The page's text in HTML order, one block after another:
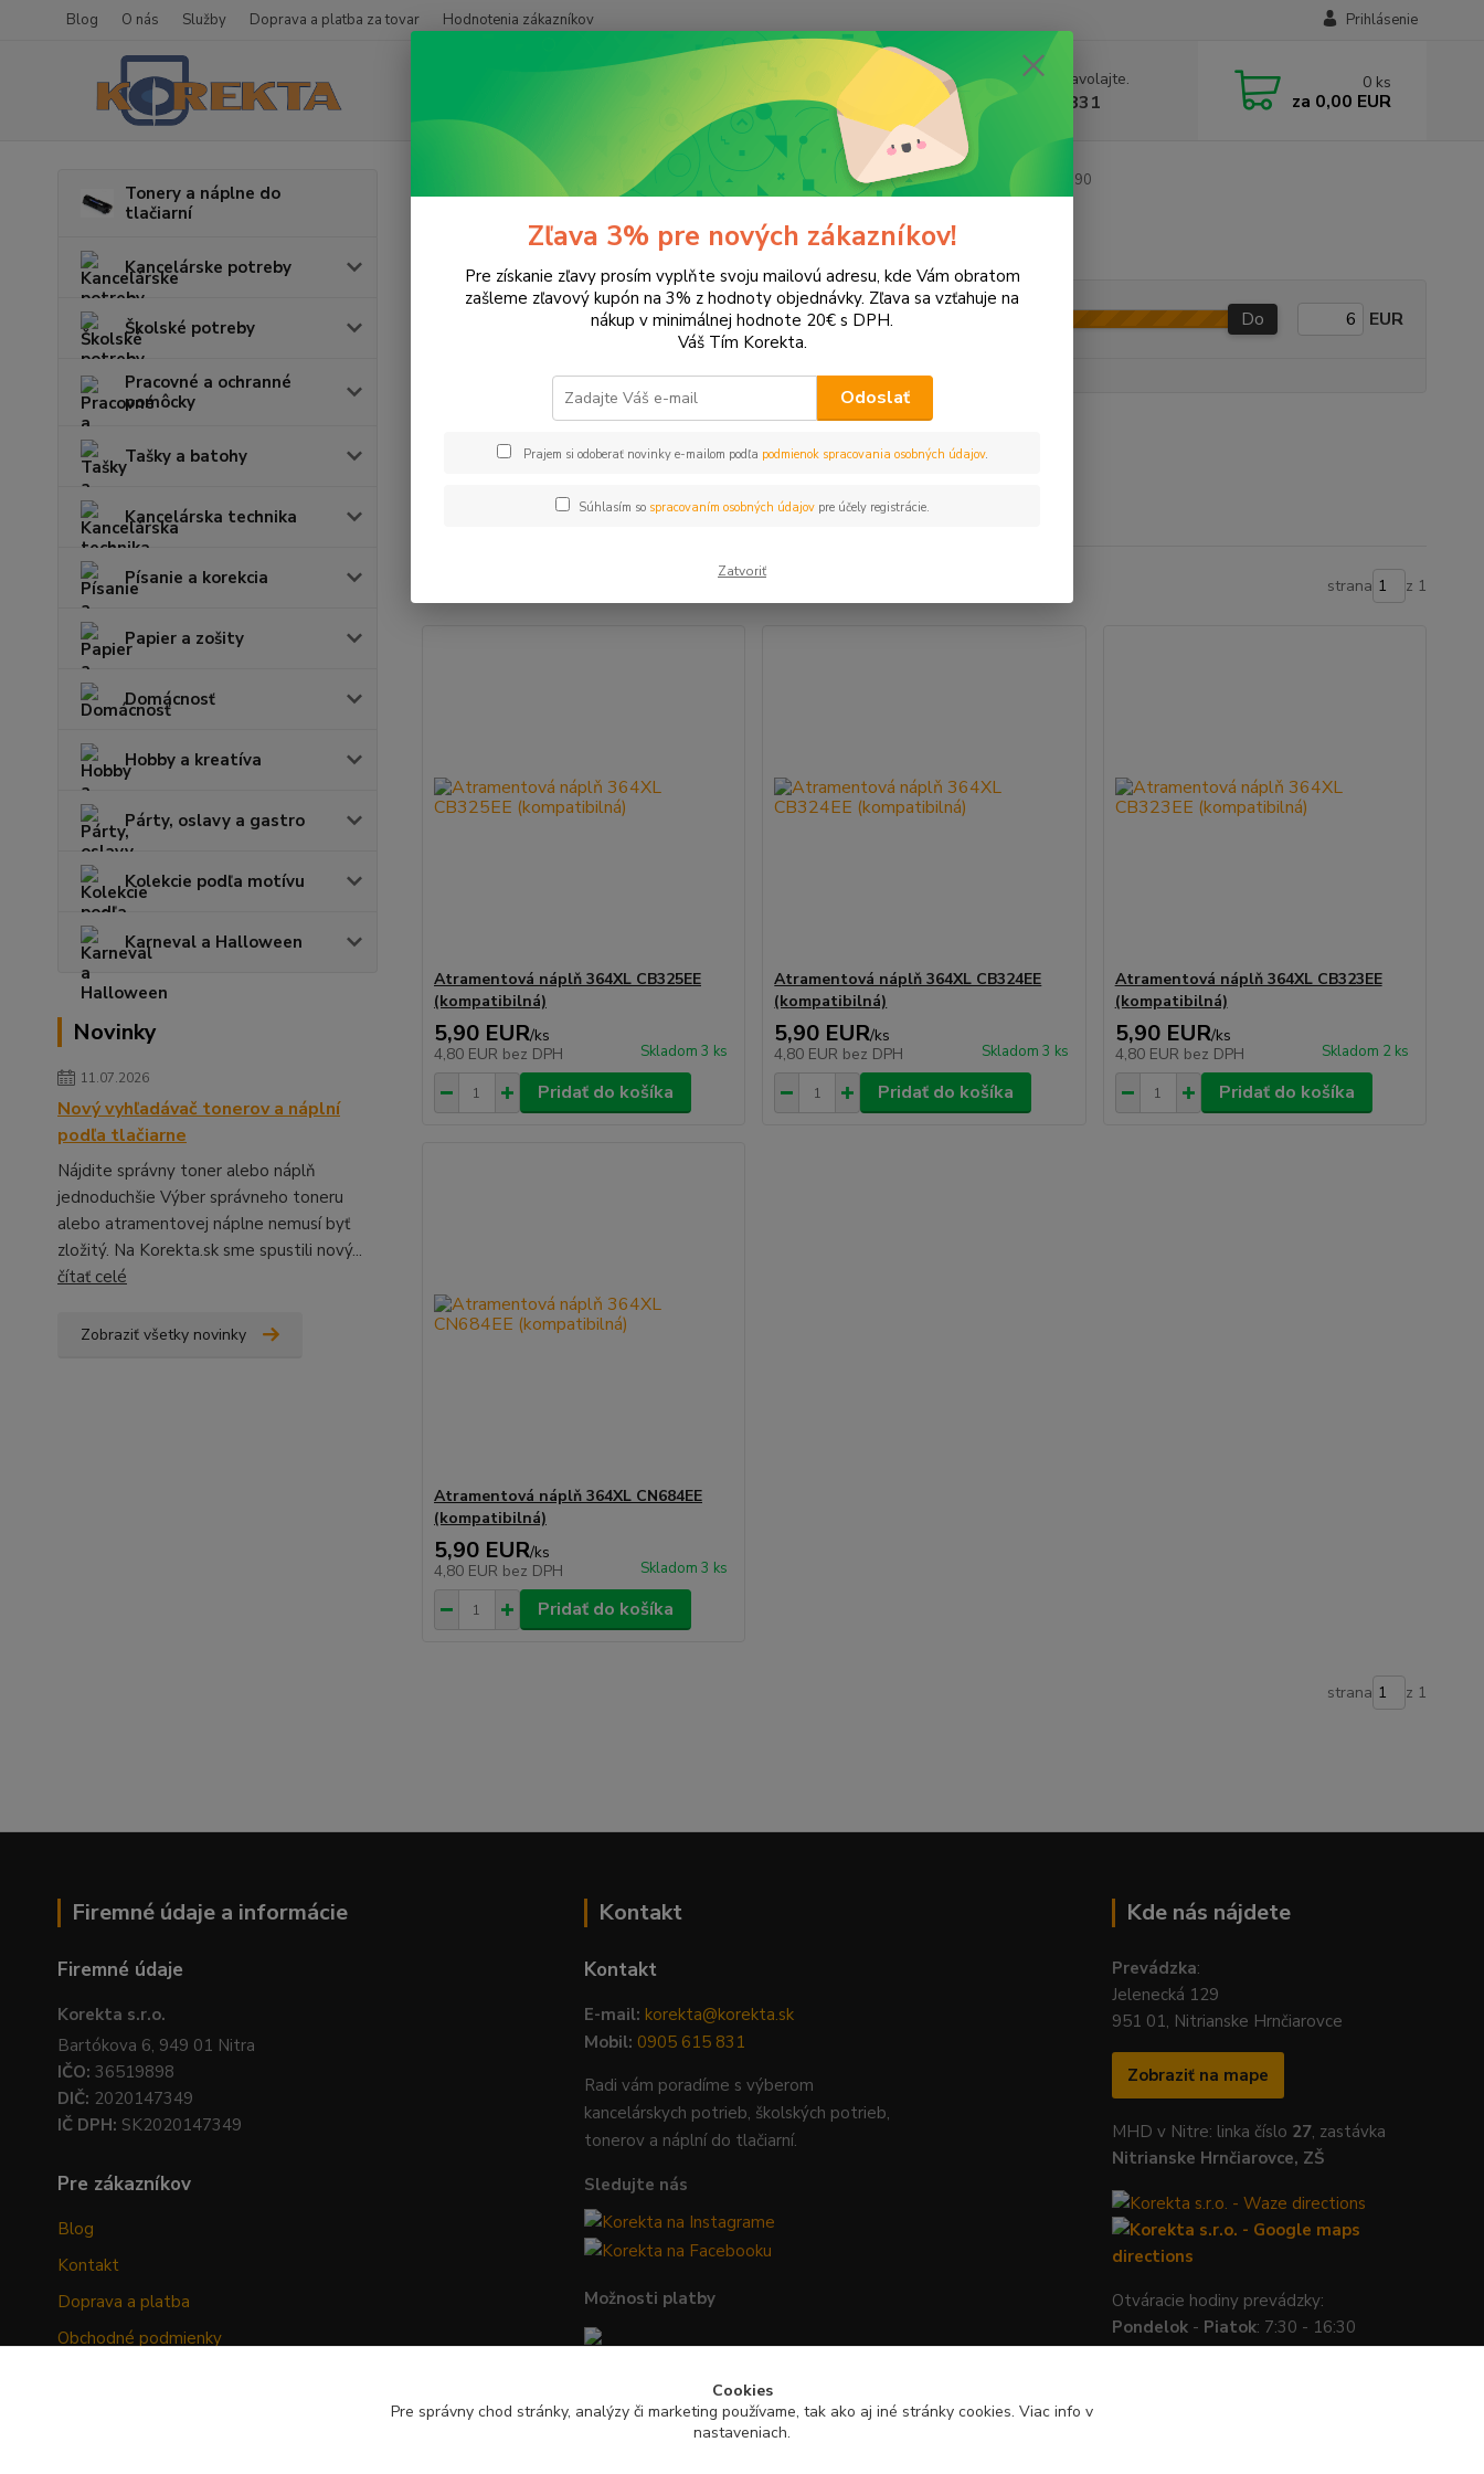
Blog O nás Služby Doprava a platba za tovar Hodnotenia zákazníkov Prihlásenie
Neviete si rady? Zavolajte.
+421 905 615 831
0 ks
za 0,00 EUR
Tonery a náplne do
tlačiarní
Kancelárske potreby
Školské potreby
Pracovné a ochranné
pomôcky
Tašky a batohy
Kancelárska technika
Písanie a korekcia
Papier a zošity
Domácnosť
Hobby a kreatíva
Párty, oslavy a gastro
Kolekcie podľa motívu
Karneval a Halloween
Novinky
11.07.2026
Nový vyhľadávač tonerov a náplní
podľa tlačiarne
Nájdite správny toner alebo náplň
jednoduchšie Výber správneho toneru
alebo atramentovej náplne nemusí byť
zložitý. Na Korekta.sk sme spustili nový...
čítať celé
Zobraziť všetky novinky
Tonery a náplne do tlačiarní Hewlett Packard HP Photosmart Photosmart C5390
Photosmart C5390
Upresniť parametre
EUR Od Do EUR
strana z 1
Atramentová náplň 364XL CB325EE
(kompatibilná)
5,90 EUR/ks
4,80 EUR bez DPH Skladom 3 ks
Pridať do košíka
Atramentová náplň 364XL CB324EE
(kompatibilná)
5,90 EUR/ks
4,80 EUR bez DPH Skladom 3 ks
Pridať do košíka
Atramentová náplň 364XL CB323EE
(kompatibilná)
5,90 EUR/ks
4,80 EUR bez DPH Skladom 2 ks
Pridať do košíka
Atramentová náplň 364XL CN684EE
(kompatibilná)
5,90 EUR/ks
4,80 EUR bez DPH Skladom 3 ks
Pridať do košíka
strana z 1
Firemné údaje a informácie
Firemné údaje
Korekta s.r.o.
Bartókova 6, 949 01 Nitra
IČO: 36519898
DIČ: 2020147349
IČ DPH: SK2020147349
Pre zákazníkov
Blog
Kontakt
Doprava a platba
Obchodné podmienky
Kontakt
Kontakt
E-mail: korekta@korekta.sk
Mobil: 0905 615 831
Radi vám poradíme s výberom
kancelárskych potrieb, školských potrieb,
tonerov a náplní do tlačiarní.
Sledujte nás
Možnosti platby
Bezpečná platba kartou, Google Pay,
Apple Pay a bankovým prevodom.
Kde nás nájdete
Prevádzka:
Jelenecká 129
951 01, Nitrianske Hrnčiarovce
Zobraziť na mape
MHD v Nitre: linka číslo 27, zastávka
Nitrianske Hrnčiarovce, ZŠ
Otváracie hodiny prevádzky:
Pondelok - Piatok: 7:30 - 16:30
Zľava 3% pre nových zákazníkov!
Pre získanie zľavy prosím vyplňte svoju mailovú adresu, kde Vám obratom
zašleme zľavový kupón na 3% z hodnoty objednávky. Zľava sa vzťahuje na
nákup v minimálnej hodnote 20€ s DPH.
Váš Tím Korekta.
Odoslať
Prajem si odoberať novinky e-mailom podľa podmienok spracovania osobných údajov.
Súhlasím so spracovaním osobných údajovpre účely registrácie.
Zatvoriť
Cookies
Pre správny chod stránky, analýzy či marketing používame, tak ako aj iné stránky cookies. Viac info v
nastaveniach.